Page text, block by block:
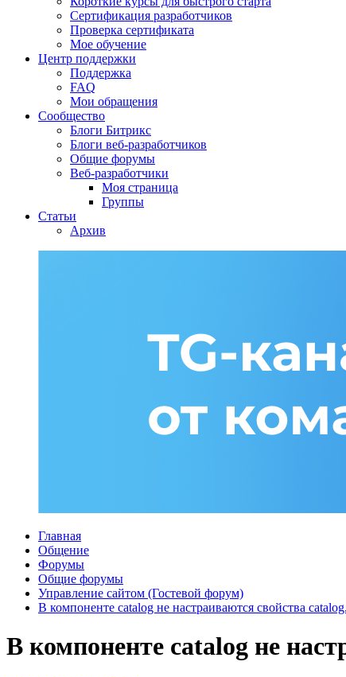
Сертификация разработчиков
Проверка сертификата
Мое обучение
Центр поддержки
Поддержка
FAQ
Мои обращения
Сообщество
Блоги Битрикс
Блоги веб-разработчиков
Общие форумы
Веб-разработчики
Моя страница
Группы
Статьи
Архив
Главная
Общение
Форумы
Общие форумы
Управление сайтом (Гостевой форум)
В компоненте catalog не настраиваются свойства
В компоненте catalog не